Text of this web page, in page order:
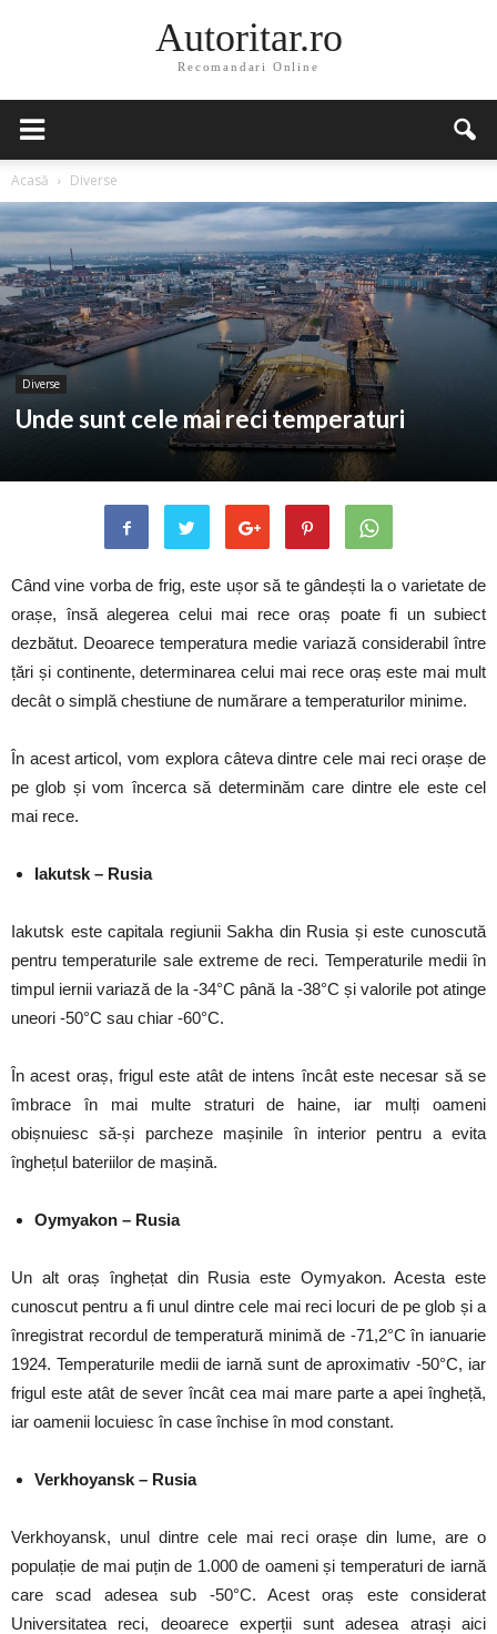
Autoritar.ro
Recomandari Online
Acasă Diverse
Diverse
Unde sunt cele mai reci temperaturi
Când vine vorba de frig, este ușor să te gândești la o varietate de
orașe, însă alegerea celui mai rece oraș poate fi un subiect
dezbătut. Deoarece temperatura medie variază considerabil între
țări și continente, determinarea celui mai rece oraș este mai mult
decât o simplă chestiune de numărare a temperaturilor minime.
În acest articol, vom explora câteva dintre cele mai reci orașe de
pe glob și vom încerca să determinăm care dintre ele este cel
mai rece.
Iakutsk – Rusia
Iakutsk este capitala regiunii Sakha din Rusia și este cunoscută
pentru temperaturile sale extreme de reci. Temperaturile medii în
timpul iernii variază de la -34°C până la -38°C și valorile pot atinge
uneori -50°C sau chiar -60°C.
În acest oraș, frigul este atât de intens încât este necesar să se
îmbrace în mai multe straturi de haine, iar mulți oameni
obișnuiesc să-și parcheze mașinile în interior pentru a evita
înghețul bateriilor de mașină.
Oymyakon – Rusia
Un alt oraș înghețat din Rusia este Oymyakon. Acesta este
cunoscut pentru a fi unul dintre cele mai reci locuri de pe glob și a
înregistrat recordul de temperatură minimă de -71,2°C în ianuarie
1924. Temperaturile medii de iarnă sunt de aproximativ -50°C, iar
frigul este atât de sever încât cea mai mare parte a apei îngheță,
iar oamenii locuiesc în case închise în mod constant.
Verkhoyansk – Rusia
Verkhoyansk, unul dintre cele mai reci orașe din lume, are o
populație de mai puțin de 1.000 de oameni și temperaturi de iarnă
care scad adesea sub -50°C. Acest oraș este considerat
Universitatea reci, deoarece experții sunt adesea atrași aici